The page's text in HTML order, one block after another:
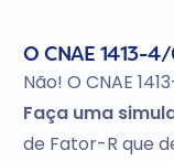
O CNAE 1413-
Não! O CNAE
Faça uma
de Fator-R que